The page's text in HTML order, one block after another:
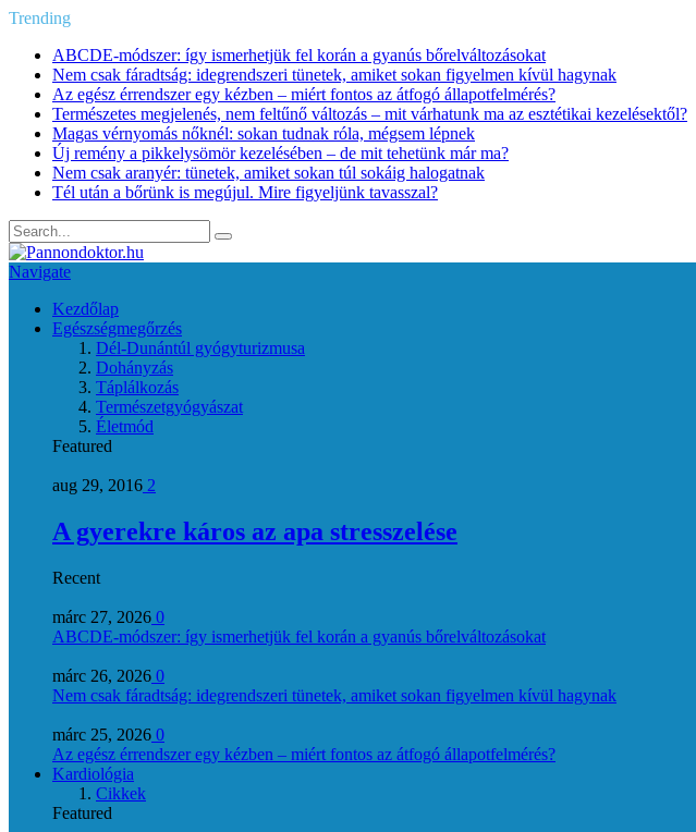
Trending
ABCDE‑módszer: így ismerhetjük fel korán a gyanús bőrelváltozásokat
Nem csak fáradtság: idegrendszeri tünetek, amiket sokan figyelmen kívül hagynak
Az egész érrendszer egy kézben – miért fontos az átfogó állapotfelmérés?
Természetes megjelenés, nem feltűnő változás – mit várhatunk ma az esztétikai kezelésektől?
Magas vérnyomás nőknél: sokan tudnak róla, mégsem lépnek
Új remény a pikkelysömör kezelésében – de mit tehetünk már ma?
Nem csak aranyér: tünetek, amiket sokan túl sokáig halogatnak
Tél után a bőrünk is megújul. Mire figyeljünk tavasszal?
Navigate
Kezdőlap
Egészségmegőrzés
Dél-Dunántúl gyógyturizmusa
Dohányzás
Táplálkozás
Természetgyógyászat
Életmód
Featured
aug 29, 2016 2
A gyerekre káros az apa stresszelése
Recent
márc 27, 2026 0
ABCDE‑módszer: így ismerhetjük fel korán a gyanús bőrelváltozásokat
márc 26, 2026 0
Nem csak fáradtság: idegrendszeri tünetek, amiket sokan figyelmen kívül hagynak
márc 25, 2026 0
Az egész érrendszer egy kézben – miért fontos az átfogó állapotfelmérés?
Kardiológia
Cikkek
Featured